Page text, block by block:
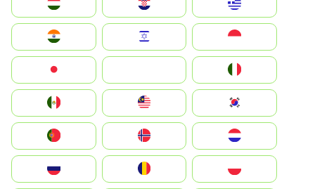
Hrvatska
Magyarország
Indonesia
South Korea
Nederland
Portugal
România